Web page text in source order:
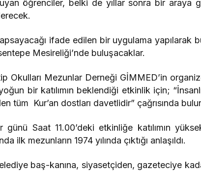
öğrenciler, belki de yıllar sonra bir araya
ifade edilen bir uygulama yapılarak
Mesireliği’nde buluşacaklar.
Okulları Mezunlar Derneği GİMMED’in
bir katılımın beklendiği etkinlik için;
tüm Kur’an dostları davetlidir” çağrısında
Saat 11.00’deki etkinliğe katılımın
ilk mezunların 1974 yılında çıktığı anlaşıldı.
baş-kanına, siyasetçiden, gazeteciye